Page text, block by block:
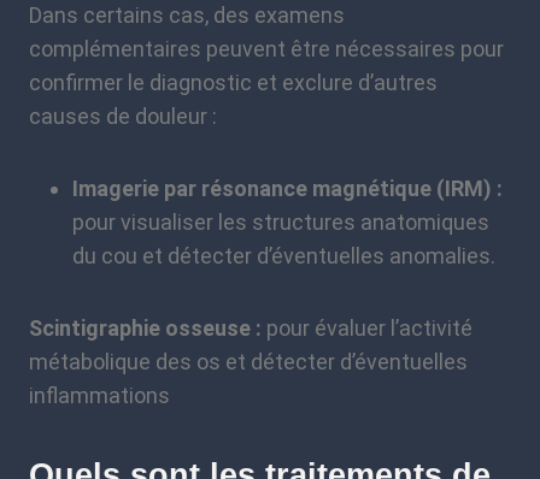
Dans certains cas, des examens
complémentaires peuvent être nécessaires pour
confirmer le diagnostic et exclure d’autres
causes de douleur :
Imagerie par résonance magnétique (IRM) :
pour visualiser les structures anatomiques
du cou et détecter d’éventuelles anomalies.
Scintigraphie osseuse : pour évaluer l’activité
métabolique des os et détecter d’éventuelles
inflammations